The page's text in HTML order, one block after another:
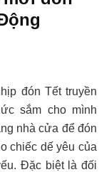
đón Tết truyền
sắm cho mình
nhà cửa để đón
chiếc dế yêu của
Đặc biệt là đối